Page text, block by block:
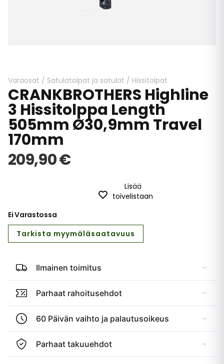
beginning
of
the
images
gallery
Varaosat / Satulatolpat ja satulat / Hissitolpat
CRANKBROTHERS Highline
3 Hissitolppa Length
505mm Ø30,9mm Travel
170mm
209,90 €
Lisää
toivelistaan
Ei Varastossa
Tarkista myymäläsaatavuus
Ilmainen toimitus
Parhaat rahoitusehdot
60 Päivän vaihto ja palautusoikeus
Parhaat takuuehdot